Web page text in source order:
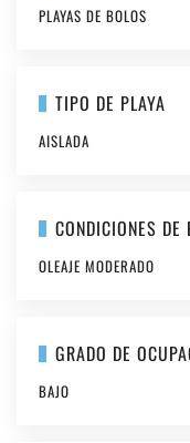
PLAYAS DE BOLOS
TIPO DE PLAYA
AISLADA
CONDICIONES DE
OLEAJE MODERADO
GRADO DE
BAJO